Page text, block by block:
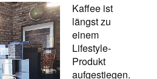
Kaffee ist
längst zu
einem
Lifestyle-
Produkt
aufgestiegen.